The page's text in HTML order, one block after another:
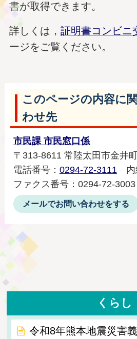
書が取得できます。
詳しくは， 証明書コンビニ
ージをご覧ください。
このページの内容に
わせ先
市民課 市民窓口係
〒313-8611 常陸太田市金井
電話番号： 0294-72-3111 内
ファクス番号：0294-72-3003
メールでお問い合わせをする
くらし
令和8年熊本地震災害